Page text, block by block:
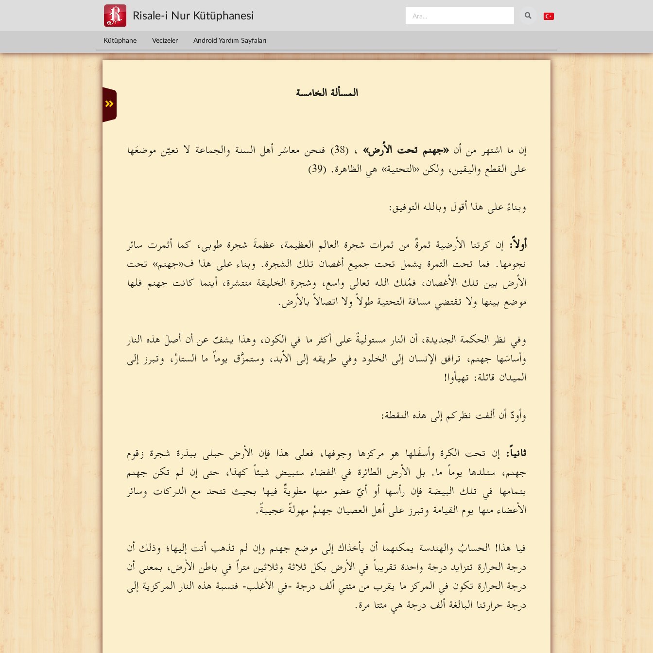
Risale-i Nur Kütüphanesi
Kütüphane Vecizeler Android Yardım Sayfaları
المسألة الخامسة
إن ما اشتهر من أن«جهنم تحت الأرض»
، (38) فنحن معاشر أهل السنة والجماعة لا نعيّن موضعَها
على القطع واليقين، ولكن «التحتية» هي الظاهرة. (39)
وبناءً على هذا أقول وبالله التوفيق:
أولاً: إن كرتنا الأرضية ثمرةٌ من ثمرات شجرة العالم العظيمة، عظمةَ شجرة طوبى، كما أثمرت سائر
نجومها. فما تحت الثمرة يشمل تحت جميع أغصان تلك الشجرة. وبناء على هذا ف«جهنم» تحت
الأرض بين تلك الأغصان، فمُلك الله تعالى واسع، وشجرة الخليقة منتشرة، أينما كانت جهنم فلها
موضع بينها ولا تقتضي مسافة التحتية طولاً ولا اتصالاً بالأرض.
وفي نظر الحكمة الجديدة، أن النار مستوليةٌ على أكثر ما في الكون، وهذا يشفّ عن أن أصلَ هذه النار
وأساسَها جهنم، ترافق الإنسان إلى الخلود وفي طريقه إلى الأبد، وستمزَّق يوماً ما الستارُ، وتبرز إلى
الميدان قائلة: تهيأوا!
وأودّ أن ألفت نظركم إلى هذه النقطة:
ثانياً: إن تحت الكرة وأسفَلها هو مركزها وجوفها، فعلى هذا فإن الأرض حبلى ببذرة شجرة زقوم
جهنم، ستلدها يوماً ما. بل الأرض الطائرة في الفضاء ستبيض شيئاً كهذا، حتى إن لم تكن جهنم
بتمامها في تلك البيضة فإن رأسها أو أيّ عضو منها مطويةٌ فيها بحيث تتحد مع الدركات وسائر
الأعضاء منها يوم القيامة وتبرز على أهل العصيان جهنمُ مهولةً عجيبةً.
فيا هذا! الحسابُ والهندسة يمكنهما أن يأخذاك إلى موضع جهنم وإن لم تذهب أنت إليها؛ وذلك أن
درجة الحرارة تتزايد درجة واحدة تقريباً في الأرض بكل ثلاثة وثلاثين متراً في باطن الأرض، بمعنى أن
درجة الحرارة تكون في المركز ما يقرب من مئتي ألف درجة -في الأغلب- فنسبة هذه النار المركزية إلى
درجة حرارتنا البالغة ألف درجة هي مئتا مرة.